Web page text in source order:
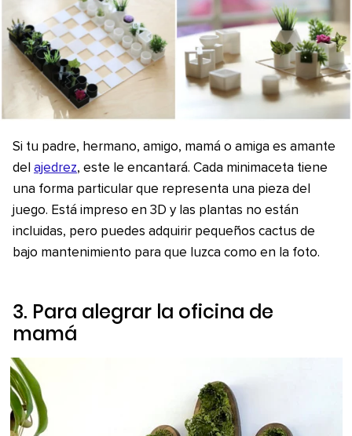
Si tu padre, hermano, amigo, mamá o amiga es amante
del ajedrez, este le encantará. Cada minimaceta tiene
una forma particular que representa una pieza del
juego. Está impreso en 3D y las plantas no están
incluidas, pero puedes adquirir pequeños cactus de
bajo mantenimiento para que luzca como en la foto.
3. Para alegrar la oficina de
mamá